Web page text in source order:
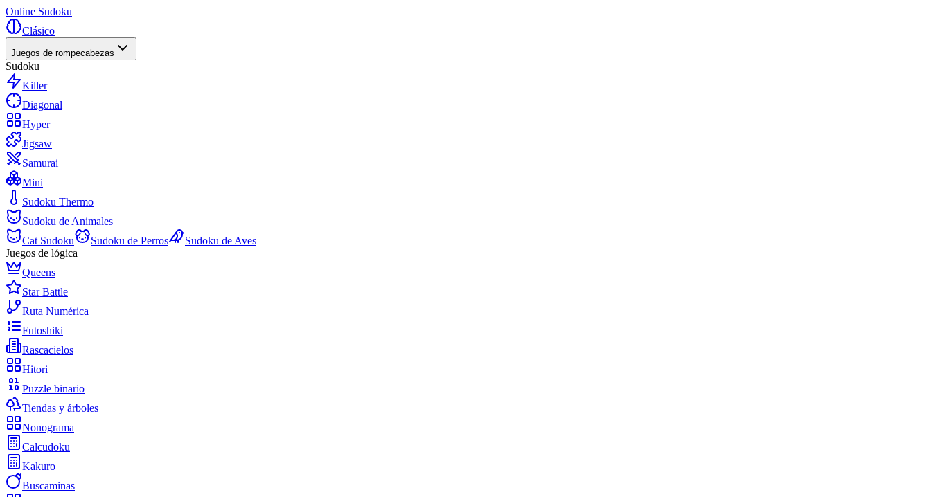
Online Sudoku
Clásico
Juegos de rompecabezas
Sudoku
Killer
Diagonal
Hyper
Jigsaw
Samurai
Mini
Sudoku Thermo
Sudoku de Animales
Cat Sudoku
Sudoku de Perros
Sudoku de Aves
Juegos de lógica
Queens
Star Battle
Ruta Numérica
Futoshiki
Rascacielos
Hitori
Puzzle binario
Tiendas y árboles
Nonograma
Calcudoku
Kakuro
Buscaminas